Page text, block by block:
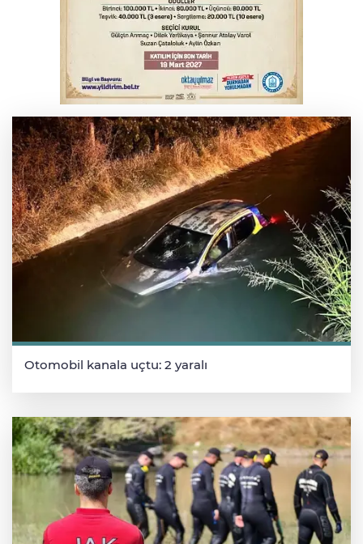
'Yeni nesil suç örgütlerine' dev operasyon
Erguvan Bayramı minyatür sanatıyla
geleceğe taşınacak
Otomobil kanala uçtu: 2 yaralı